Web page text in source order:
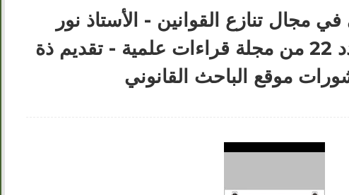
مجال تنازع القوانين - الأستاذ نور
الدين أبو عبد الله، العدد 22 من مجلة قراءات علمية - تقديم ذة
موقع الباحث القانوني